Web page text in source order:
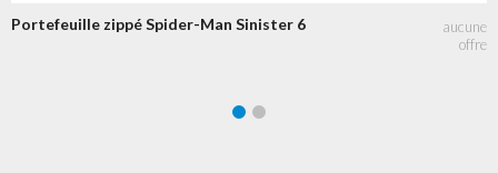
Portefeuille zippé Spider-Man Sinister 6